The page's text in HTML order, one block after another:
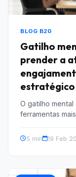
BLOG B20
Gatilho
prender a
estratégico
O gatilho
ferramentas
5 min 19 Feb